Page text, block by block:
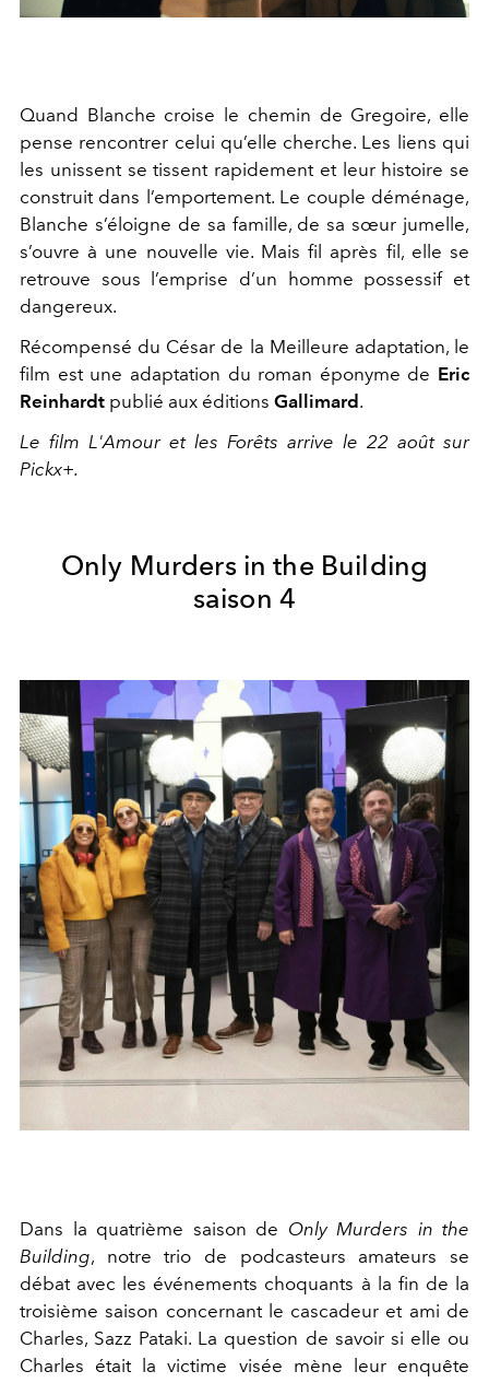
Quand Blanche croise le chemin de Gregoire, elle
pense rencontrer celui qu’elle cherche. Les liens qui
les unissent se tissent rapidement et leur histoire se
construit dans l’emportement. Le couple déménage,
Blanche s’éloigne de sa famille, de sa sœur jumelle,
s’ouvre à une nouvelle vie. Mais fil après fil, elle se
retrouve sous l’emprise d’un homme possessif et
dangereux.
Récompensé du César de la Meilleure adaptation, le
film est une adaptation du roman éponyme de Eric
Reinhardt publié aux éditions Gallimard .
Le film L'Amour et les Forêts arrive le 22 août sur
Pickx+.
Only Murders in the Building
saison 4
Dans la quatrième saison de Only Murders in the
Building, notre trio de podcasteurs amateurs se
débat avec les événements choquants à la fin de la
troisième saison concernant le cascadeur et ami de
Charles, Sazz Pataki. La question de savoir si elle ou
Charles était la victime visée mène leur enquête